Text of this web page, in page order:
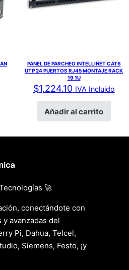
PANEL DE PARCHEO INTELLINET CAT6
UTP 24 PUERTOS RJ45 MONTAJE RACK
19 1U
$1,224.10 IVA Incluido
Añadir al carrito
🚀
conectándote con
y avanzadas del
Pi, Dahua, Telcel,
Siemens, Festo, ¡y